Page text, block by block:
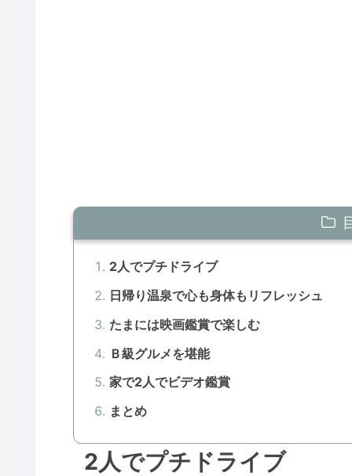
2人でプチドライブ
日帰り温泉で心も身体もリフレッシュ
たまには映画鑑賞で楽しむ
Ｂ級グルメを堪能
家で2人でビデオ鑑賞
まとめ
2人でプチドライブ